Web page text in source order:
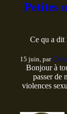
Petites
Ce qu a dit
15 juin, par
Bonjour à
passer de
violences